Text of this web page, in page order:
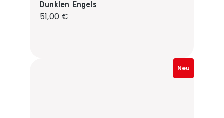
Dunklen Engels
Regulärer Preis:
51,00 €
Neu